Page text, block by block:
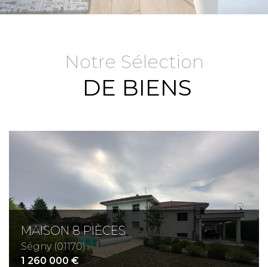
5KM 10KM
Piscine
Notre Sélection
DE BIENS
MAISON 8 PIÈCES
Ségny (01170)
1 260 000 €